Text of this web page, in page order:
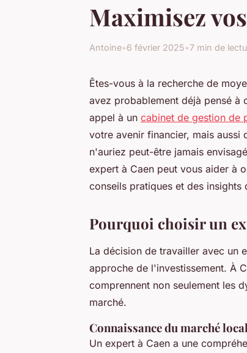
Maximisez
Antoine•6 février 2025•7 min de
Êtes-vous à la recherche de
avez probablement déjà pensé à
appel à un cabinet de gestion de
votre avenir financier, mais
n'auriez peut-être jamais
expert à Caen peut vous aider à
conseils pratiques et des insights
Pourquoi choisir un
La décision de travailler avec un
approche de l'investissement. À
comprennent non seulement les
marché.
Connaissance du marché
Un expert à Caen a une